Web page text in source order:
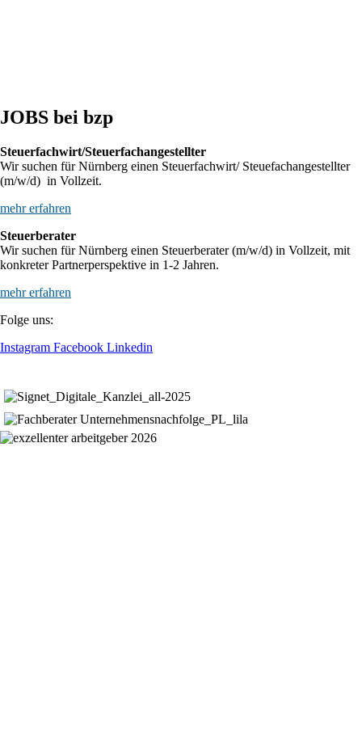
JOBS bei bzp
Steuerfachwirt/Steuerfachangestellter
Wir suchen für Nürnberg einen Steuerfachwirt/ Steuefachangestellter
(m/w/d) in Vollzeit.
mehr erfahren
Steuerberater
Wir suchen für Nürnberg einen Steuerberater (m/w/d) in Vollzeit, mit
konkreter Partnerperspektive in 1-2 Jahren.
mehr erfahren
Folge uns:
Instagram Facebook Linkedin